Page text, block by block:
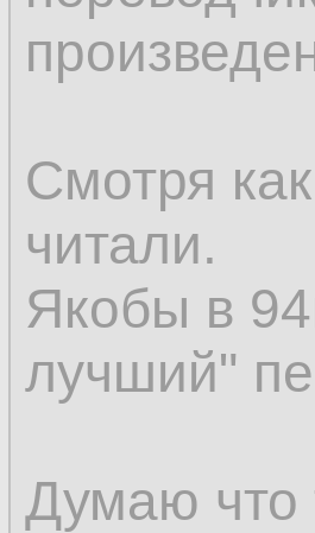
Смотря
читали.
Якобы в
лучший"
Думаю что